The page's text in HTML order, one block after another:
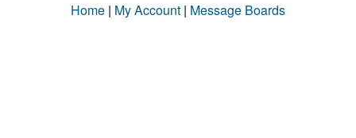
Home | My Account | Message Boards